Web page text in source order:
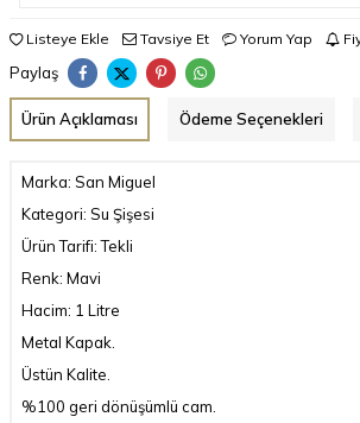
Listeye Ekle Tavsiye Et Yorum Yap
Paylaş
Ürün Açıklaması Ödeme Seçenekleri
Marka: San Miguel
Kategori: Su Şişesi
Ürün Tarifi: Tekli
Renk: Mavi
Hacim: 1 Litre
Metal Kapak.
Üstün Kalite.
%100 geri dönüşümlü cam.